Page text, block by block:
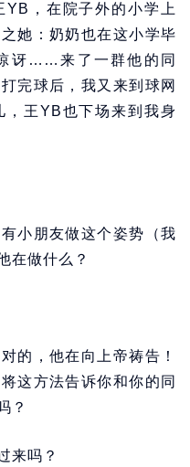
，在院子外的小学上
她：奶奶也在这小学毕
讶……来了一群他的同
完球后，我又来到球网
，王YB也下场来到我身
小朋友做这个姿势（我
在做什么？
的，他在向上帝祷告！
这方法告诉你和你的同
？
来吗？